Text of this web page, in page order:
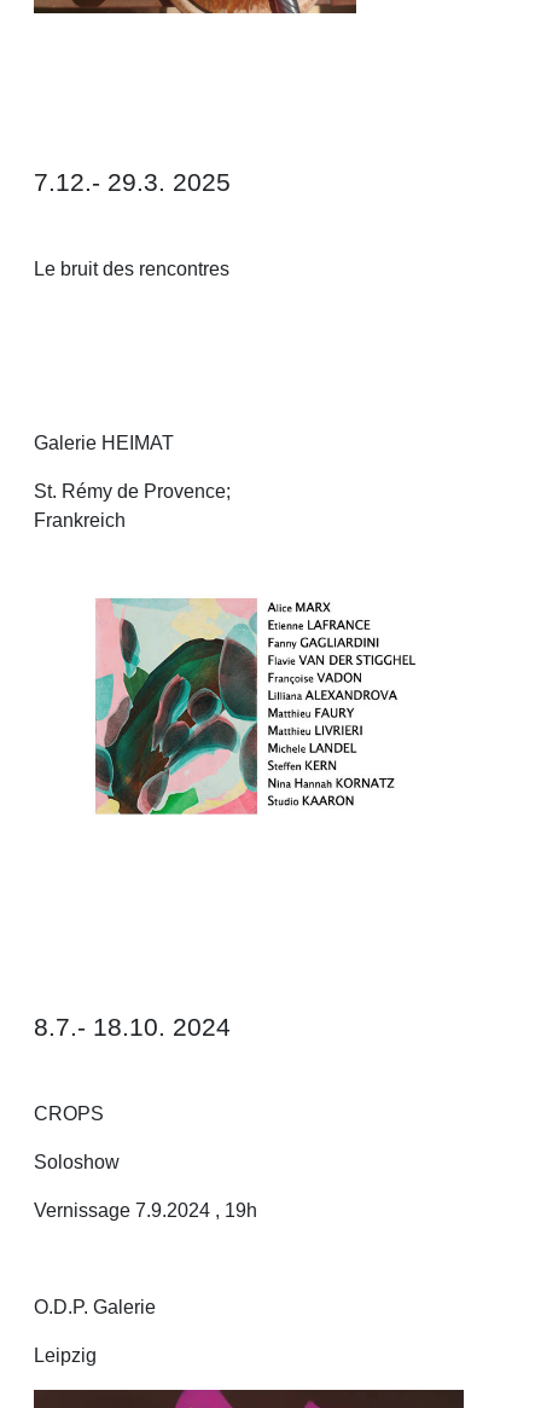
7.12.- 29.3. 2025
Le bruit des rencontres
Galerie HEIMAT
St. Rémy de Provence;
Frankreich
8.7.- 18.10. 2024
CROPS
Soloshow
Vernissage 7.9.2024 , 19h
O.D.P. Galerie
Leipzig